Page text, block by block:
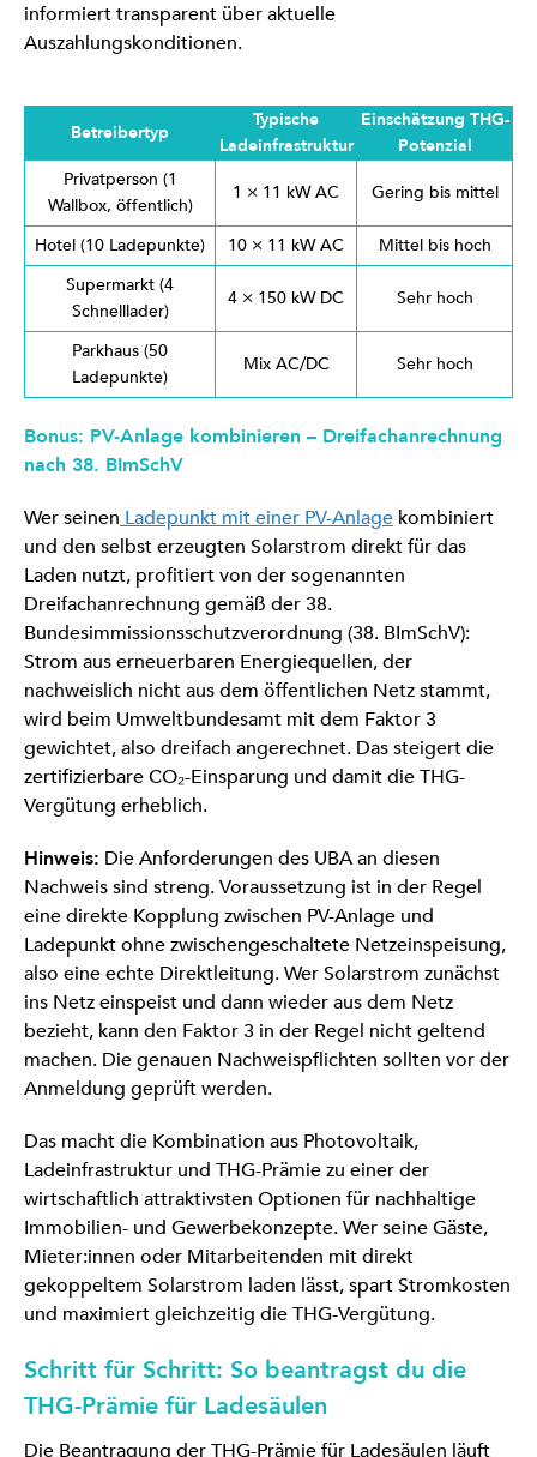
informiert transparent über aktuelle
Auszahlungskonditionen.
Betreibertyp
Typische
Ladeinfrastruktur
Einschätzung THG-
Potenzial
Privatperson (1
Wallbox, öffentlich)
1 × 11 kW AC Gering bis mittel
Hotel (10 Ladepunkte) 10 × 11 kW AC
Mittel bis hoch
Supermarkt (4
Schnelllader)
4 × 150 kW DC Sehr hoch
Parkhaus (50
Ladepunkte)
Mix AC/DC Sehr hoch
Bonus: PV-Anlage kombinieren – Dreifachanrechnung
nach 38. BImSchV
Wer seinen Ladepunkt mit einer PV-Anlage kombiniert
und den selbst erzeugten Solarstrom direkt für das
Laden nutzt, profitiert von der sogenannten
Dreifachanrechnung gemäß der 38.
Bundesimmissionsschutzverordnung (38. BImSchV):
Strom aus erneuerbaren Energiequellen, der
nachweislich nicht aus dem öffentlichen Netz stammt,
wird beim Umweltbundesamt mit dem Faktor 3
gewichtet, also dreifach angerechnet. Das steigert die
zertifizierbare CO₂-Einsparung und damit die THG-
Vergütung erheblich.
Hinweis: Die Anforderungen des UBA an diesen
Nachweis sind streng. Voraussetzung ist in der Regel
eine direkte Kopplung zwischen PV-Anlage und
Ladepunkt ohne zwischengeschaltete Netzeinspeisung,
also eine echte Direktleitung. Wer Solarstrom zunächst
ins Netz einspeist und dann wieder aus dem Netz
bezieht, kann den Faktor 3 in der Regel nicht geltend
machen. Die genauen Nachweispflichten sollten vor der
Anmeldung geprüft werden.
Das macht die Kombination aus Photovoltaik,
Ladeinfrastruktur und THG-Prämie zu einer der
wirtschaftlich attraktivsten Optionen für nachhaltige
Immobilien- und Gewerbekonzepte. Wer seine Gäste,
Mieter:innen oder Mitarbeitenden mit direkt
gekoppeltem Solarstrom laden lässt, spart Stromkosten
und maximiert gleichzeitig die THG-Vergütung.
Schritt für Schritt: So beantragst du die
THG-Prämie für Ladesäulen
Die Beantragung der THG-Prämie für Ladesäulen läuft